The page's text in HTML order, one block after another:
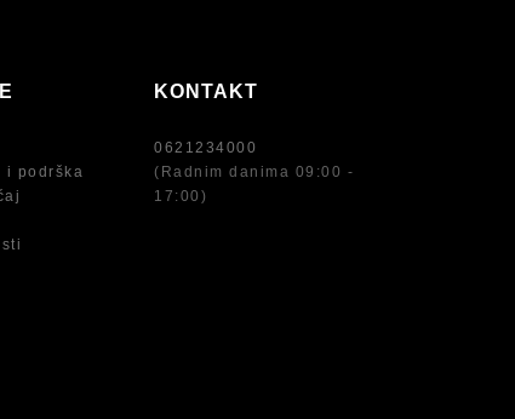
i podrška
KONTAKT
0621234000
(Radnim danima 09:00 -
17:00)